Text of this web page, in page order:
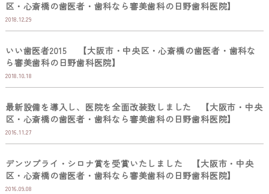
区・心斎橋の歯医者・歯科なら審美歯科の日野歯科医院】
2018.12.29
いい歯医者2015 【大阪市・中央区・心斎橋の歯医者・歯科な
ら審美歯科の日野歯科医院】
2018.10.18
最新設備を導入し、医院を全面改装致しました 【大阪市・中央
区・心斎橋の歯医者・歯科なら審美歯科の日野歯科医院】
2016.11.27
デンツプライ・シロナ賞を受賞いたしました 【大阪市・中央
区・心斎橋の歯医者・歯科なら審美歯科の日野歯科医院】
2016.09.08